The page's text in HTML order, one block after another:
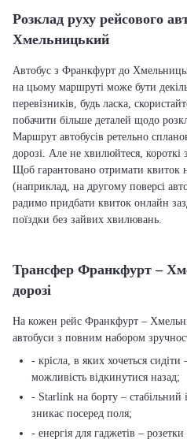
Розклад руху рейсового
Хмельницький
Автобус з Франкфурт до
на цьому маршруті може бути
перевізників, будь ласка,
побачити більше деталей щодо
Маршрут автобусів ретельно
дорозі. Але не хвилюйтеся, короткі
Щоб гарантовано отримати квиток
(наприклад, на другому поверсі
радимо придбати квиток онлайн
поїздки без зайвих хвилювань.
Трансфер Франкфурт –
дорозі
На кожен рейс Франкфурт –
автобуси з повним набором
- крісла, в яких хочеться сидіти
можливість відкинутися назад;
- Starlink на борту – стабільний
зникає посеред поля;
- енергія для гаджетів –